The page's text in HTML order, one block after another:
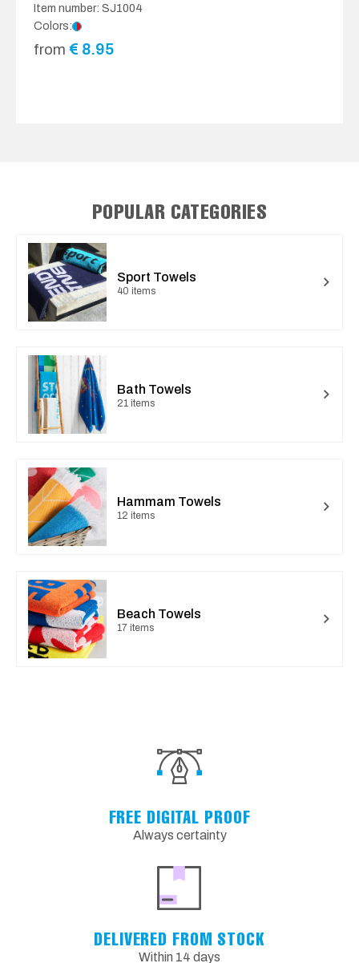
Item number: SJ1004
Colors:
from € 8.95
POPULAR CATEGORIES
Sport Towels
40 items
Bath Towels
21 items
Hammam Towels
12 items
Beach Towels
17 items
FREE DIGITAL PROOF
Always certainty
DELIVERED FROM STOCK
Within 14 days